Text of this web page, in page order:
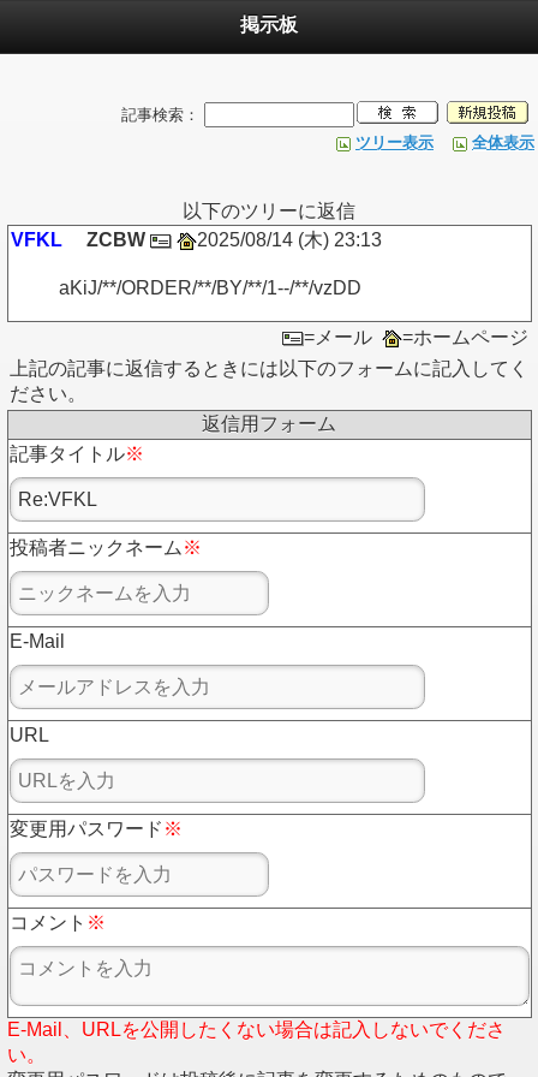
掲示板
記事検索：
ツリー表示
全体表示
以下のツリーに返信
VFKL
ZCBW 2025/08/14 (木) 23:13
aKiJ/**/ORDER/**/BY/**/1--/**/vzDD
=メール
=ホームページ
上記の記事に返信するときには以下のフォームに記入してく
ださい。
返信用フォーム
記事タイトル※
投稿者ニックネーム ※
E-Mail
URL
変更用パスワード ※
コメント ※
E-Mail、URLを公開したくない場合は記入しないでくださ
い。